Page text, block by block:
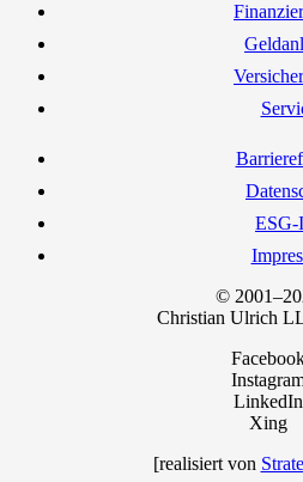
ESG-
©
Chris­ti­an Ulrich
LinkedIn
Xing
[rea­li­siert von